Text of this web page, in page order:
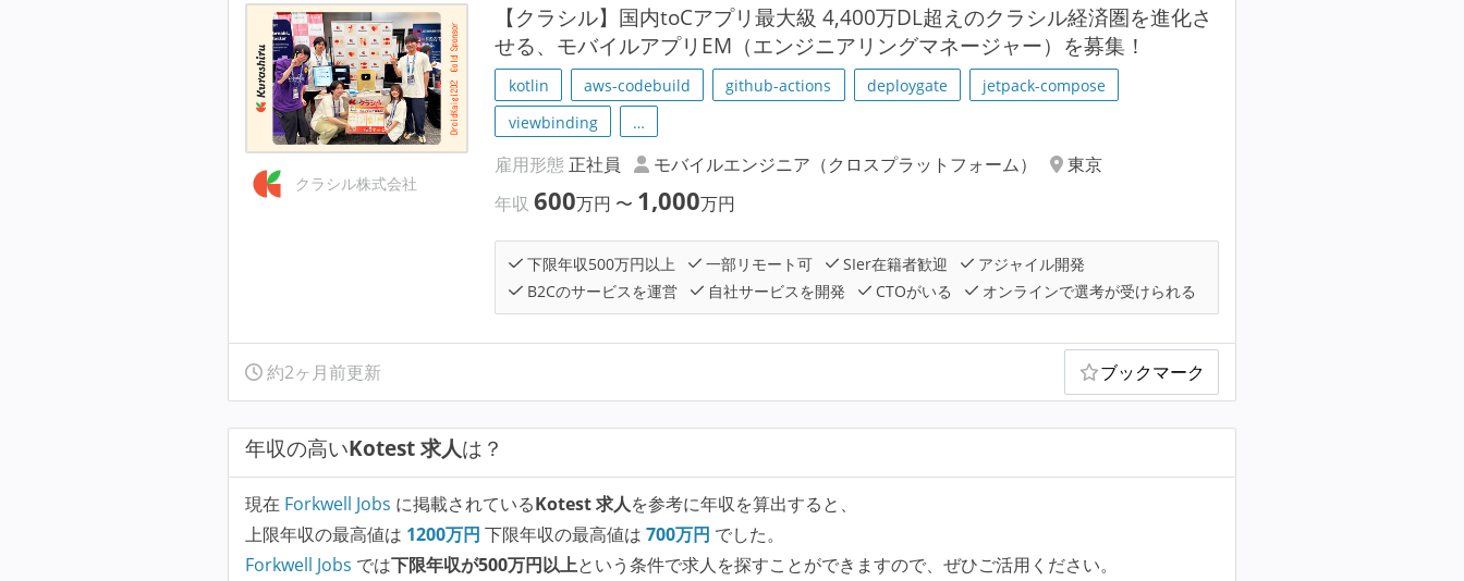
クラシル株式会社
【クラシル】国内toCアプリ最大級 4,400万DL超えのクラシル経済圏を進化さ
せる、モバイルアプリEM（エンジニアリングマネージャー）を募集！
kotlin aws-codebuild github-actions deploygate
jetpack-compose
viewbinding
…
雇用形態 正社員 モバイルエンジニア（クロスプラットフォーム）
東京
年収600万円 〜 1,000万円
下限年収500万円以上 一部リモート可 SIer在籍者歓迎
アジャイル開発
B2Cのサービスを運営
自社サービスを開発 CTOがいる オンラインで選考が受けられる
約2ヶ月前更新 ブックマーク
年収の高いKotest 求人は？
現在 Forkwell Jobs に掲載されているKotest 求人を参考に年収を算出すると、
上限年収の最高値は 1200万円 下限年収の最高値は 700万円 でした。
Forkwell Jobs では下限年収が500万円以上という条件で求人を探すことができますので、ぜひご活用ください。